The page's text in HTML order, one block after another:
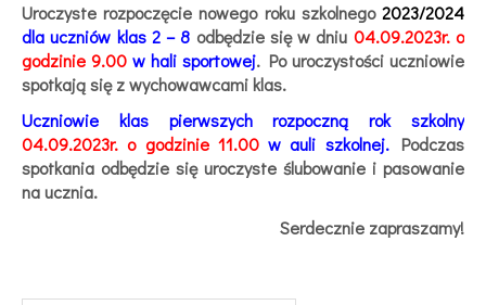
Uroczyste rozpoczęcie nowego roku szkolnego 2023/2024
dla uczniów klas 2 – 8 odbędzie się w dniu 04.09.2023r. o
godzinie 9.00 w hali sportowej. Po uroczystości uczniowie
spotkają się z wychowawcami klas.
Uczniowie klas pierwszych rozpoczną rok szkolny
04.09.2023r. o godzinie 11.00w auli szkolnej.Podczas
spotkania odbędzie się uroczyste ślubowanie i pasowanie
na ucznia.
Serdecznie zapraszamy!